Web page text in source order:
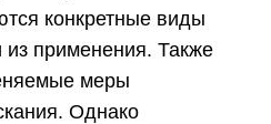
конкретные виды
применения. Также
меры
Однако